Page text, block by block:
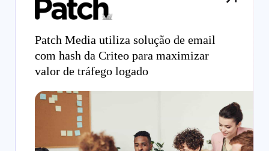
Patch Media utiliza solução de email
com hash da Criteo para maximizar
valor de tráfego logado